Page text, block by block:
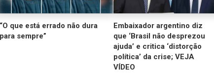
“O que está errado não dura
para sempre”
Embaixador argentino diz
que ‘Brasil não desprezou
ajuda’ e critica ‘distorção
política’ da crise; VEJA
VÍDEO